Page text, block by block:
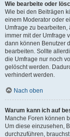
Wie bearbeite oder
Wie bei den Beiträgen
einem Moderator oder
Umfrage zu
immer mit der Umfrage
dann können Benutzer
bearbeiten. Sollte
die Umfrage nur noch
gelöscht werden.
verhindert werden.
Nach oben
Warum kann ich auf
Manche Foren können
Um diese einzusehen,
durchzuführen,